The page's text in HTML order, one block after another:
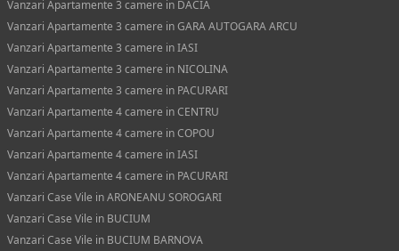
Vanzari Apartamente 3 camere in DACIA
Vanzari Apartamente 3 camere in GARA AUTOGARA ARCU
Vanzari Apartamente 3 camere in IASI
Vanzari Apartamente 3 camere in NICOLINA
Vanzari Apartamente 3 camere in PACURARI
Vanzari Apartamente 4 camere in CENTRU
Vanzari Apartamente 4 camere in COPOU
Vanzari Apartamente 4 camere in IASI
Vanzari Apartamente 4 camere in PACURARI
Vanzari Case Vile in ARONEANU SOROGARI
Vanzari Case Vile in BUCIUM
Vanzari Case Vile in BUCIUM BARNOVA